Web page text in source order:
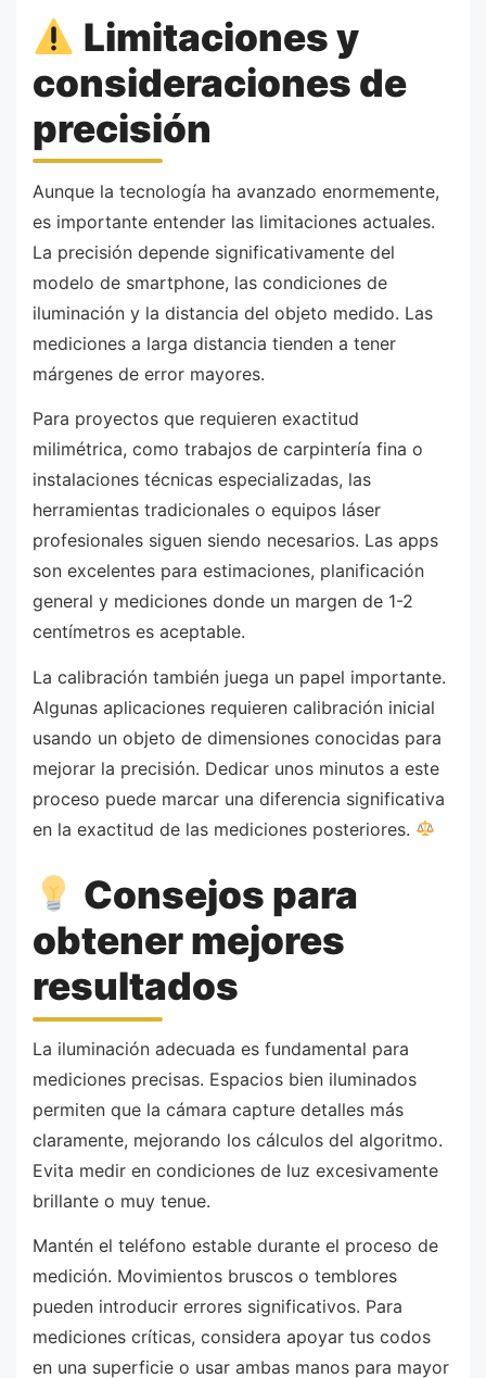
Limitaciones y
consideraciones de
precisión
Aunque la tecnología ha avanzado enormemente,
es importante entender las limitaciones actuales.
La precisión depende significativamente del
modelo de smartphone, las condiciones de
iluminación y la distancia del objeto medido. Las
mediciones a larga distancia tienden a tener
márgenes de error mayores.
Para proyectos que requieren exactitud
milimétrica, como trabajos de carpintería fina o
instalaciones técnicas especializadas, las
herramientas tradicionales o equipos láser
profesionales siguen siendo necesarios. Las apps
son excelentes para estimaciones, planificación
general y mediciones donde un margen de 1-2
centímetros es aceptable.
La calibración también juega un papel importante.
Algunas aplicaciones requieren calibración inicial
usando un objeto de dimensiones conocidas para
mejorar la precisión. Dedicar unos minutos a este
proceso puede marcar una diferencia significativa
en la exactitud de las mediciones posteriores.
Consejos para
obtener mejores
resultados
La iluminación adecuada es fundamental para
mediciones precisas. Espacios bien iluminados
permiten que la cámara capture detalles más
claramente, mejorando los cálculos del algoritmo.
Evita medir en condiciones de luz excesivamente
brillante o muy tenue.
Mantén el teléfono estable durante el proceso de
medición. Movimientos bruscos o temblores
pueden introducir errores significativos. Para
mediciones críticas, considera apoyar tus codos
en una superficie o usar ambas manos para mayor